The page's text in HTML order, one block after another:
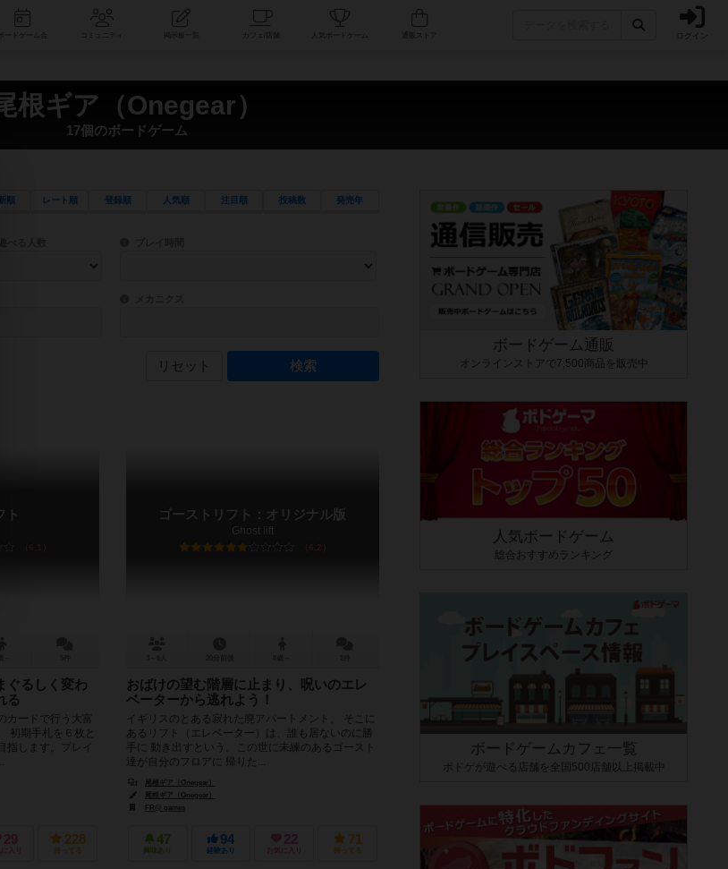
コミュニティ 人気ボードゲーム ログイン
根ギア（Onegear）
17個のボードゲーム
順 レート順 登録順 人気順 注目順 投稿数 発売年
す。 目安となる所要時間を指定することができます。マニュアルを読む時間や参加者へのルール説明時間は含まれていないため、初めて
ストーリーを指定することができます。直感的にゲームシステムを理解できるよう、中世ファンタジー・クッキング・海賊同士の対決など、ゲームコンセプトを絞
ゲーム性を構成するコアシステムです。主にボードゲームに慣れている方向けの絞込機能です。例えば「ダイスロール」はランダ
リセット
ト
6.1
ぐるしく変わ
る
カードで行う大富
初期手札を６枚と
指します。プレイ
29
に入り
228
持ってる
ゴーストリフト：オリジナル版
Ghost lift
6.2
おばけの望む階層に止まり、呪いのエレ
ベーターから逃れよう！
イギリスのとある寂れた廃アパートメント。 そこに
あるリフト（エレベーター）は、誰も居ないのに勝
手に 動き出すという。この世に未練のあるゴースト
達が自分のフロアに 帰りた...
尾根ギア（Onegear）
尾根ギア（Onegear）
FR@ games
47
興味あり
94
経験あり
22
お気に入り
71
持ってる
ボードゲーム通販
オンラインストアで7,500商品を販売中
人気ボードゲーム
総合おすすめランキング
ボードゲームカフェ一覧
ボドゲが遊べる店舗を全国500店舗以上掲載中